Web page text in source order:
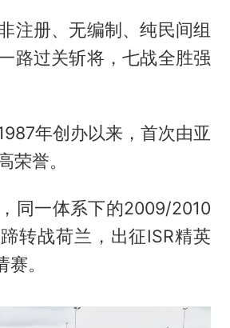
注册、无编制、纯民间组
路过关斩将，七战全胜强
年创办以来，首次由亚
荣誉。
同一体系下的2009/2010
转战荷兰，出征ISR精英
。